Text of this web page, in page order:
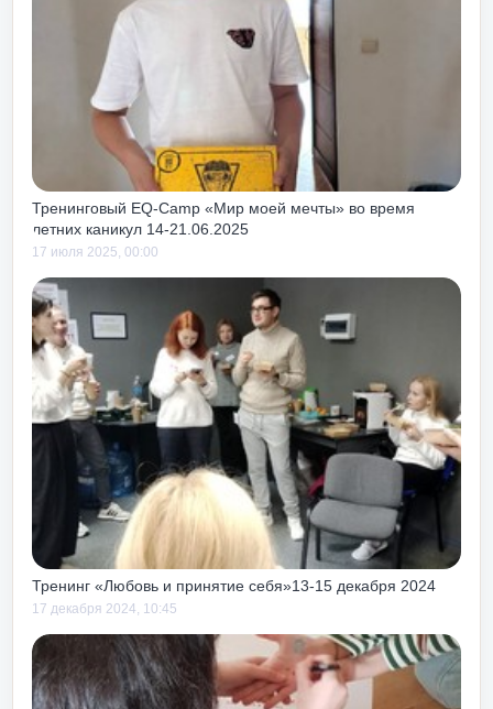
подходит для
хорош до или после
так как чуть с
с тем тоже учит
как своих, так и
к тебе.
получать
от жизни и работы!
Тренинговый EQ-Camp «Мир моей мечты» во время
летних каникул 14-21.06.2025
17 июля 2025, 00:00
Тренинг «Любовь и принятие себя»13-15 декабря 2024
17 декабря 2024, 10:45